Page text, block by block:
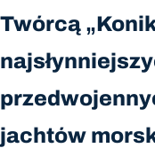
Twórcą
jachtów